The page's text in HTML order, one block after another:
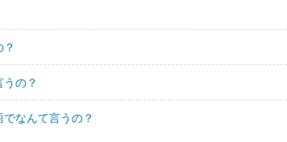
の？
なんて言うの？